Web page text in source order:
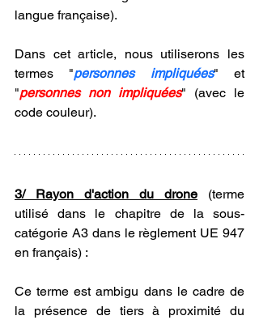
langue française).
Dans cet article, nous utiliserons les
termes "personnes impliquées" et
"personnes non impliquées" (avec le
code couleur).
3/ Rayon d'action du drone
(terme
utilisé dans le chapitre de la sous-
catégorie A3 dans le règlement UE 947
en français) :
Ce terme est ambigu dans le cadre de
la présence de tiers à proximité du